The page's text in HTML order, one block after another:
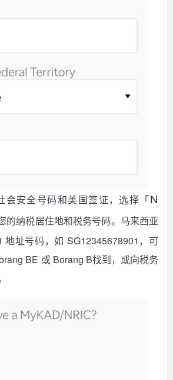
会安全号码和美国签证，选择「N
的纳税居住地和税务号码。马来西亚
地址号码，如 SG12345678901，可
BE 或 Borang B找到，或向税务